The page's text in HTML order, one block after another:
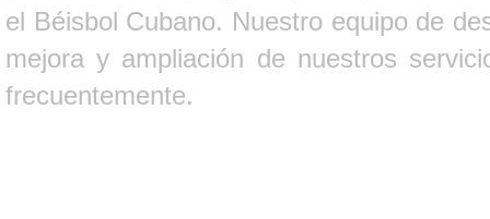
el Béisbol Cubano. Nuestro equipo de
mejora y ampliación de nuestros
frecuentemente.